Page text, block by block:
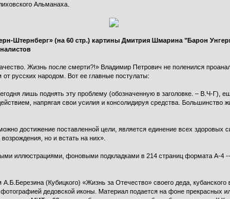
Альманаха.
Штернберг» (на 60 стр.) картины Дмитрия Шмарина "Барон
Жизнь после смерти?!» Владимир Петрович не поленился
русских народом. Вот ее главные постулаты:
лишь поднять эту проблему (обозначенную в заголовке. – В.Ч-Г),
напрягая свои усилия и консолидируя средства. Большинство
достижение поставленной цели, является единение всех здоровых
но и встать на них».
иллюстрациями, фоновыми подкладками в 214 страниц формата А-4
(Кубицкого) «Жизнь за Отечество» своего деда,
дедовской иконы. Материал подается на фоне прекрасных